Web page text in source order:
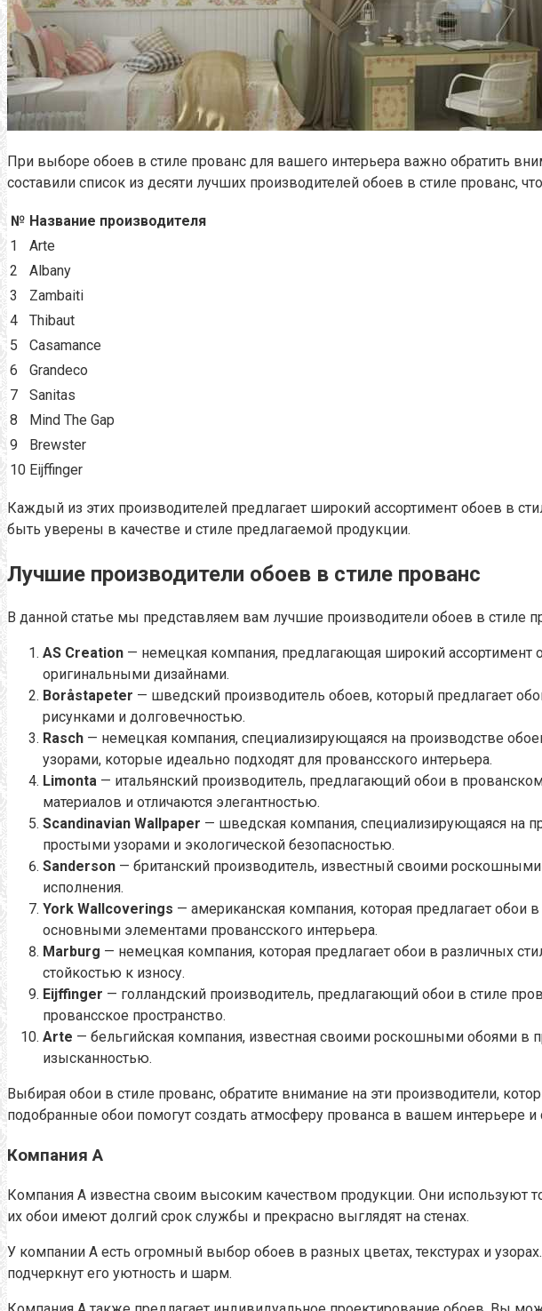
При выборе обоев в стиле прованс для вашего интерьера важно обратить
составили список из десяти лучших производителей обоев в стиле прованс,
№ Название производителя
1
Arte
2
Albany
3
Zambaiti
4
Thibaut
5
Casamance
6
Grandeco
7
Sanitas
8
Mind The Gap
9
Brewster
10 Eijffinger
Каждый из этих производителей предлагает широкий ассортимент обоев в
быть уверены в качестве и стиле предлагаемой продукции.
Лучшие производители обоев в стиле прованс
В данной статье мы представляем вам лучшие производители обоев в стиле
AS Creation — немецкая компания, предлагающая широкий
оригинальными дизайнами.
Boråstapeter — шведский производитель обоев, который предлагает
рисунками и долговечностью.
Rasch — немецкая компания, специализирующаяся на производстве
узорами, которые идеально подходят для провансского интерьера.
Limonta — итальянский производитель, предлагающий обои в
материалов и отличаются элегантностью.
Scandinavian Wallpaper — шведская компания, специализирующаяся на
простыми узорами и экологической безопасностью.
Sanderson — британский производитель, известный своими
исполнения.
York Wallcoverings — американская компания, которая предлагает
основными элементами провансского интерьера.
Marburg — немецкая компания, которая предлагает обои в различных
стойкостью к износу.
Eijffinger — голландский производитель, предлагающий обои в стиле
провансское пространство.
Arte — бельгийская компания, известная своими роскошными обоями в
изысканностью.
Выбирая обои в стиле прованс, обратите внимание на эти производители,
подобранные обои помогут создать атмосферу прованса в вашем интерьере
Компания А
Компания А известна своим высоким качеством продукции. Они используют
их обои имеют долгий срок службы и прекрасно выглядят на стенах.
У компании А есть огромный выбор обоев в разных цветах, текстурах и
подчеркнут его уютность и шарм.